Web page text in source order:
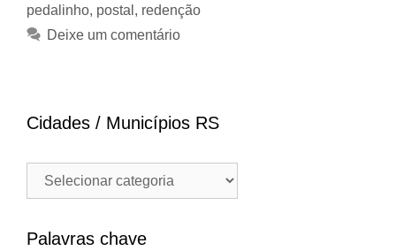
pedalinho, postal , redenção
Deixe um comentário
Cidades / Municípios RS
Cidades
Municípios
Palavras chave